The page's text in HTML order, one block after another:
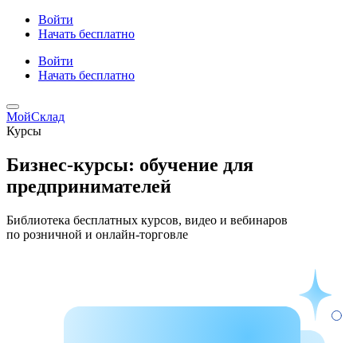
Войти
Начать бесплатно
Войти
Начать бесплатно
МойСклад
Курсы
Бизнес-курсы: обучение для
предпринимателей
Библиотека бесплатных курсов, видео и вебинаров
по розничной и онлайн‑торговле